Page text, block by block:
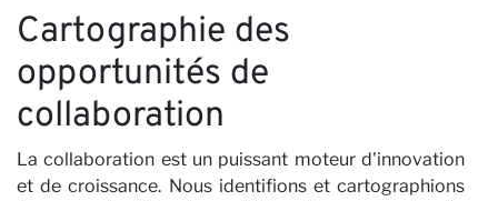
Cartographie des
opportunités de
collaboration
La collaboration est un puissant moteur d'innovation
et de croissance. Nous identifions et cartographions